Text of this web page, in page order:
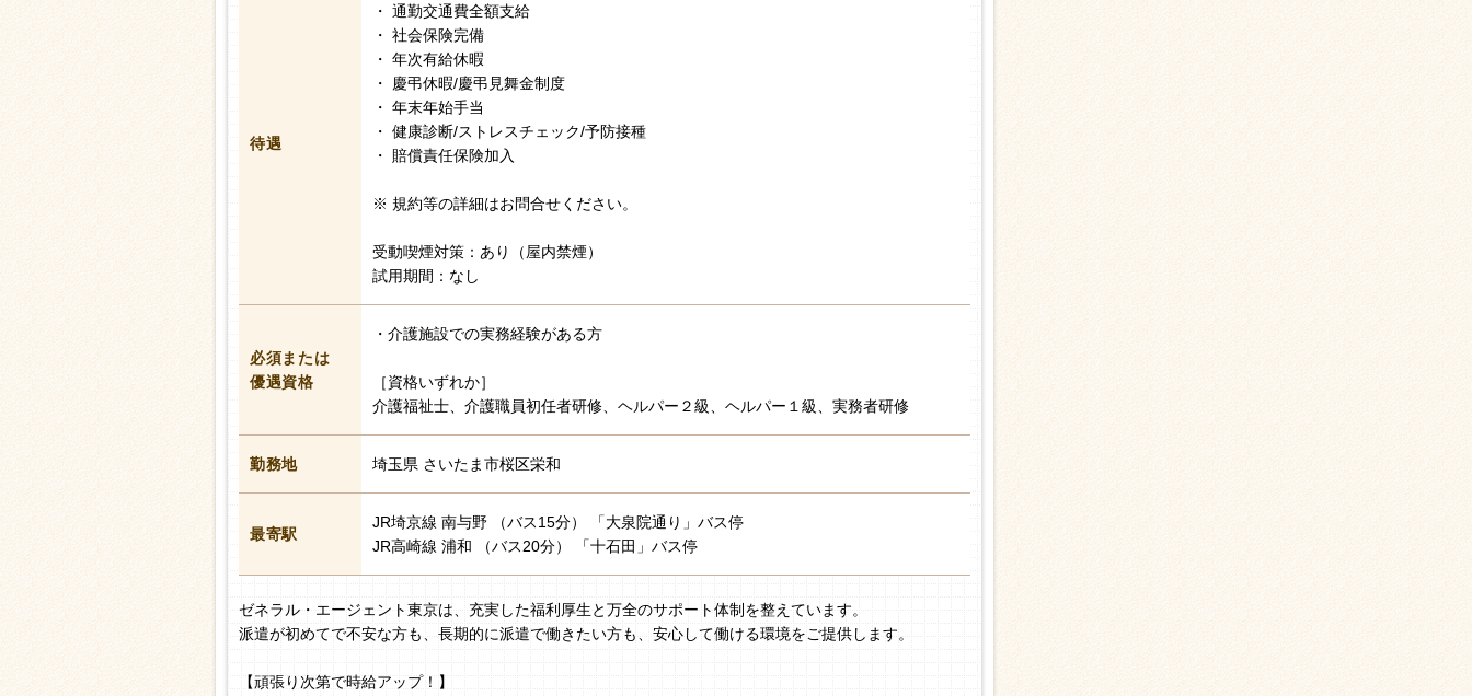
待遇
・ 通勤交通費全額支給
・ 社会保険完備
・ 年次有給休暇
・ 慶弔休暇/慶弔見舞金制度
・ 年末年始手当
・ 健康診断/ストレスチェック/予防接種
・ 賠償責任保険加入
※ 規約等の詳細はお問合せください。
受動喫煙対策：あり（屋内禁煙）
試用期間：なし
必須または
優遇資格
・介護施設での実務経験がある方
［資格いずれか］
介護福祉士、介護職員初任者研修、ヘルパー２級、ヘルパー１級、実務者研修
勤務地 埼玉県 さいたま市桜区栄和
最寄駅
JR埼京線 南与野 （バス15分） 「大泉院通り」バス停
JR高崎線 浦和 （バス20分） 「十石田」バス停
ゼネラル・エージェント東京は、充実した福利厚生と万全のサポート体制を整えています。
派遣が初めてで不安な方も、長期的に派遣で働きたい方も、安心して働ける環境をご提供します。
【頑張り次第で時給アップ！】